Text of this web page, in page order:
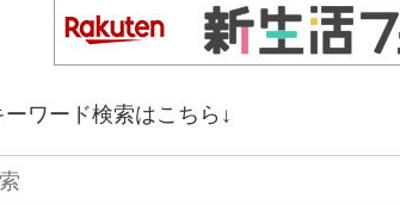
ワード検索はこちら↓